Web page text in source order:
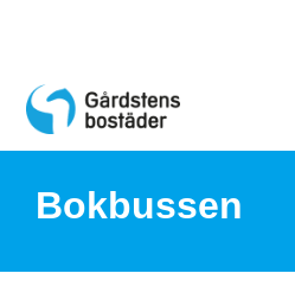
c
n
Bokbussen